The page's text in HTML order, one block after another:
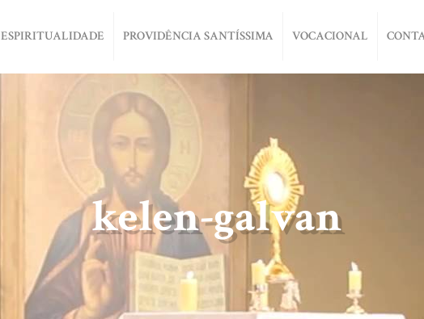
ESPIRITUALIDADE PROVIDÊNCIA SANTÍSSIMA VOCACIONAL
kelen-galvan